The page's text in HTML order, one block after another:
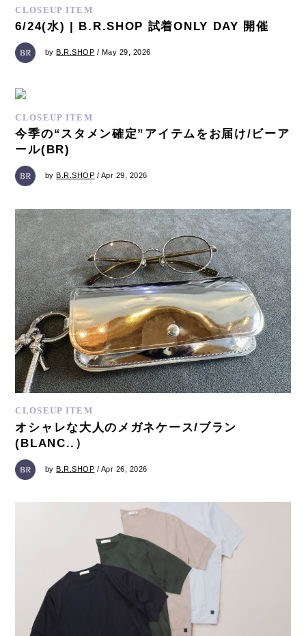
CLOSEUP ITEM
6/24(水) | B.R.SHOP 試着ONLY DAY 開催
by B.R.SHOP / May 29, 2026
CLOSEUP ITEM
今季の“スタメン確定”アイテムをお届け/ビーア
ール(BR)
byB.R.SHOP / Apr 29, 2026
CLOSEUP ITEM
オシャレな大人のメガネケース/ブラン
(BLANC..）
byB.R.SHOP / Apr 26, 2026